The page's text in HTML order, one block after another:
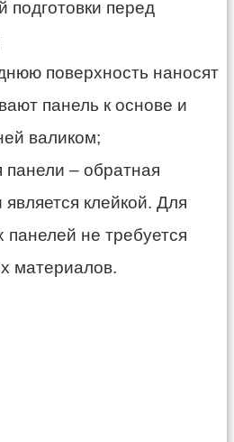
подготовки перед
поверхность наносят
панель к основе и
валиком;
– обратная
клейкой. Для
панелей не требуется
материалов.